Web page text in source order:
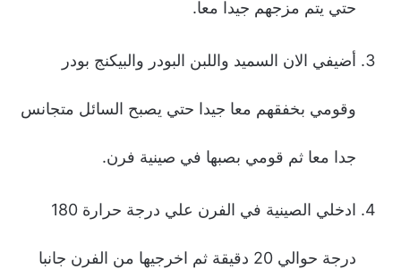
حتي يتم مزجهم جيدا معا.
أضيفي الان السميد واللبن البودر والبيكنج بودر
وقومي بخفقهم معا جيدا حتي يصبح السائل متجانس
جدا معا ثم قومي بصبها في صينية فرن.
ادخلي الصينية في الفرن علي درجة حرارة 180
درجة حوالي 20 دقيقة ثم اخرجيها من الفرن جانبا